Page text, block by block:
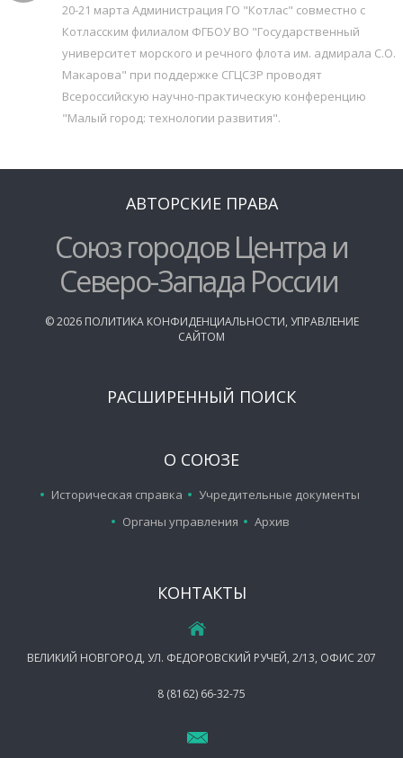
20-21 марта Администрация ГО "Котлас" совместно с
Котласским филиалом ФГБОУ ВО "Государственный
университет морского и речного флота им. адмирала С.О.
Макарова" при поддержке СГЦСЗР проводят
Всероссийскую научно-практическую конференцию
"Малый город: технологии развития".
АВТОРСКИЕ ПРАВА
Союз городов Центра и
Северо-Запада России
©2026 ПОЛИТИКА КОНФИДЕНЦИАЛЬНОСТИ, УПРАВЛЕНИЕ
САЙТОМ
РАСШИРЕННЫЙ ПОИСК
О СОЮЗЕ
Историческая справка
Учредительные документы
Органы управления
Архив
КОНТАКТЫ
ВЕЛИКИЙ НОВГОРОД, УЛ. ФЕДОРОВСКИЙ РУЧЕЙ, 2/13, ОФИС 207
8 (8162) 66-32-75